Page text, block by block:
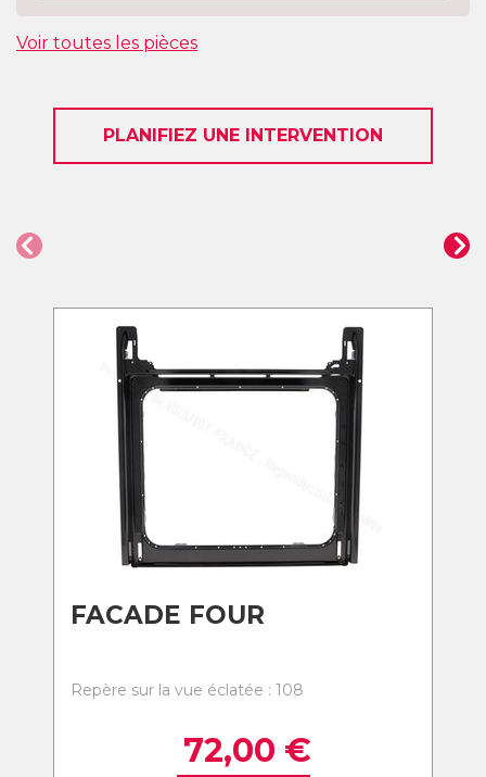
Voir toutes les pièces
PLANIFIEZ UNE INTERVENTION
FACADE FOUR
Repère sur la vue éclatée : 108
72,00 €